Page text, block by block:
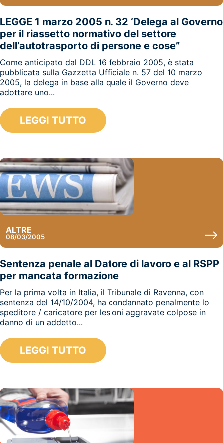
LEGGE 1 marzo 2005 n. 32 ‘Delega al Governo
per il riassetto normativo del settore
dell’autotrasporto di persone e cose”
Come anticipato dal DDL 16 febbraio 2005, è stata
pubblicata sulla Gazzetta Ufficiale n. 57 del 10 marzo
2005, la delega in base alla quale il Governo deve
adottare uno...
LEGGI TUTTO
ALTRE
08/03/2005
Sentenza penale al Datore di lavoro e al RSPP
per mancata formazione
Per la prima volta in Italia, il Tribunale di Ravenna, con
sentenza del 14/10/2004, ha condannato penalmente lo
speditore / caricatore per lesioni aggravate colpose in
danno di un addetto...
LEGGI TUTTO